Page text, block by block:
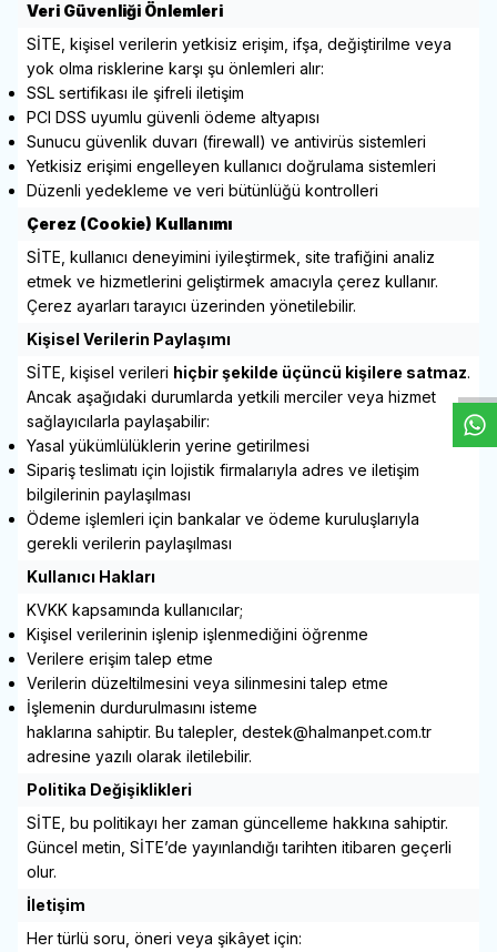
W
h
t
s
a
p
p
D
e
s
e
H
a
t
t
Veri Güvenliği Önlemleri
SİTE, kişisel verilerin yetkisiz erişim, ifşa, değiştirilme veya
yok olma risklerine karşı şu önlemleri alır:
SSL sertifikası ile şifreli iletişim
PCI DSS uyumlu güvenli ödeme altyapısı
Sunucu güvenlik duvarı (firewall) ve antivirüs sistemleri
Yetkisiz erişimi engelleyen kullanıcı doğrulama sistemleri
Düzenli yedekleme ve veri bütünlüğü kontrolleri
Çerez (Cookie) Kullanımı
SİTE, kullanıcı deneyimini iyileştirmek, site trafiğini analiz
etmek ve hizmetlerini geliştirmek amacıyla çerez kullanır.
Çerez ayarları tarayıcı üzerinden yönetilebilir.
Kişisel Verilerin Paylaşımı
SİTE, kişisel verileri hiçbir şekilde üçüncü kişilere satmaz.
Ancak aşağıdaki durumlarda yetkili merciler veya hizmet
sağlayıcılarla paylaşabilir:
Yasal yükümlülüklerin yerine getirilmesi
Sipariş teslimatı için lojistik firmalarıyla adres ve iletişim
bilgilerinin paylaşılması
Ödeme işlemleri için bankalar ve ödeme kuruluşlarıyla
gerekli verilerin paylaşılması
Kullanıcı Hakları
KVKK kapsamında kullanıcılar;
Kişisel verilerinin işlenip işlenmediğini öğrenme
Verilere erişim talep etme
Verilerin düzeltilmesini veya silinmesini talep etme
İşlemenin durdurulmasını isteme
haklarına sahiptir. Bu talepler, destek@halmanpet.com.tr
adresine yazılı olarak iletilebilir.
Politika Değişiklikleri
SİTE, bu politikayı her zaman güncelleme hakkına sahiptir.
Güncel metin, SİTE’de yayınlandığı tarihten itibaren geçerli
olur.
İletişim
Her türlü soru, öneri veya şikâyet için: